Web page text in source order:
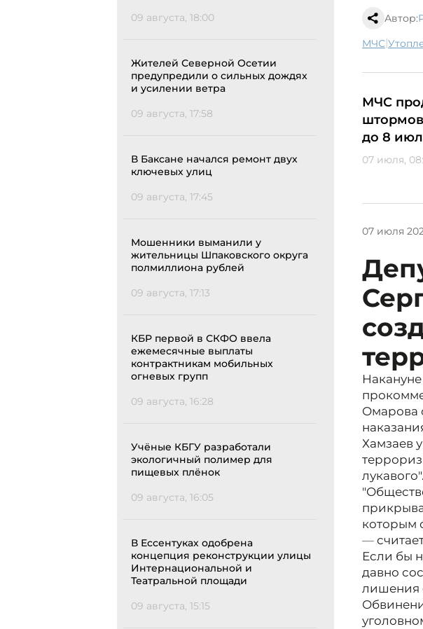
09 августа, 18:00
Жителей Северной Осетии
предупредили о сильных дождях
и усилении ветра
09 августа, 17:58
В Баксане начался ремонт двух
ключевых улиц
09 августа, 17:45
Мошенники выманили у
жительницы Шпаковского округа
полмиллиона рублей
09 августа, 17:13
КБР первой в СКФО ввела
ежемесячные выплаты
контрактникам мобильных
огневых групп
09 августа, 16:28
Учёные КБГУ разработали
экологичный полимер для
пищевых плёнок
09 августа, 16:05
В Ессентуках одобрена
концепция реконструкции улицы
Интернациональной и
Театральной площади
09 августа, 15:15
Автор:
МЧС|
МЧС
до 8
07 июля,
07 июля
Омарова
Хамзаев
лукавого".
которым
—
Если бы
давно
лишения